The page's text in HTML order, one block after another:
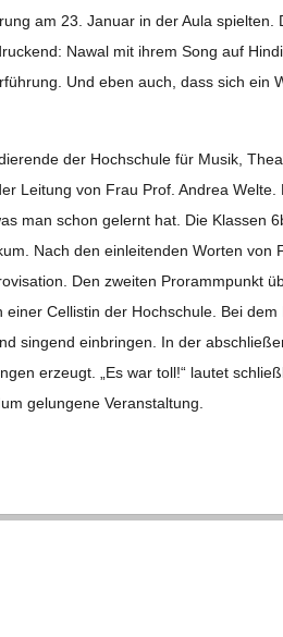
am 23. Januar in der Aula spiel­ten.
Nawal mit ihrem Song auf
Und eben auch, dass sich ein
der Hoch­schule für Musik,
Lei­tung von Frau Prof. Andrea
man schon gelernt hat. Die Klas­sen
Nach den ein­lei­ten­den Wor­ten von
Den zwei­ten Proramm­punkt
Cel­lis­tin der Hoch­schule. Bei
sin­gend ein­brin­gen. In der
erzeugt. „Es war toll!“ lau­tet
gelun­gene Veranstaltung.